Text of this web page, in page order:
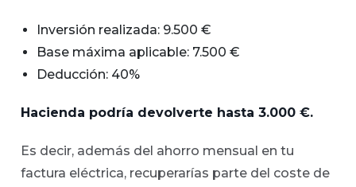
Inversión realizada: 9.500 €
Base máxima aplicable: 7.500 €
Deducción: 40%
Hacienda podría devolverte hasta 3.000 €.
Es decir, además del ahorro mensual en tu
factura eléctrica, recuperarías parte del coste de